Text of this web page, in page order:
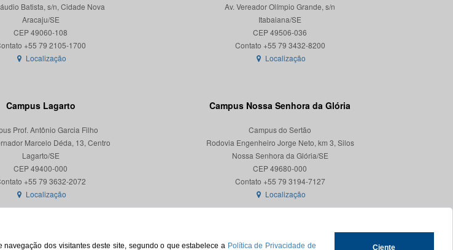
dos visitantes deste site, segundo o que estabelece a Política de Privacidade de Ciente
Batista, s/n, Cidade Nova
Aracaju/SE
CEP 49060-108
Localização
Av. Vereador Olímpio Grande, s/n
Itabaiana/SE
CEP 49506-036
Localização
Campus Lagarto
Prof. Antônio Garcia Filho
Marcelo Déda, 13, Centro
Lagarto/SE
CEP 49400-000
Localização
Campus Nossa Senhora da Glória
Campus do Sertão
Rodovia Engenheiro Jorge Neto, km 3, Silos
Nossa Senhora da Glória/SE
CEP 49680-000
Contato +55 79 3194-7127
Localização